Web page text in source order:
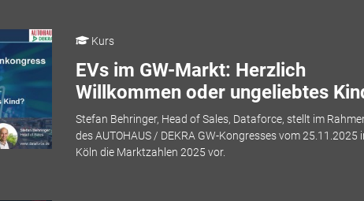
Kurs
EVs im GW-Markt: Herzlich
Willkommen oder ungeliebtes
Stefan Behringer, Head of Sales, Dataforce, stellt im
des AUTOHAUS / DEKRA GW-Kongresses vom 25.11.2025
Köln die Marktzahlen 2025 vor.